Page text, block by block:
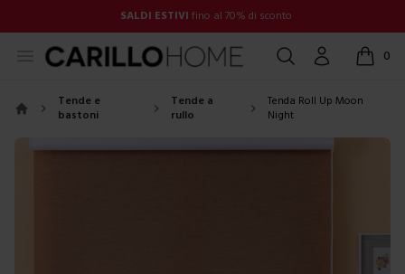
SALDI ESTIVI fino al 70% di sconto
Open menu Cerca Account 0
items
Tende e
bastoni
Tende a
rullo
Tenda Roll Up Moon
Night